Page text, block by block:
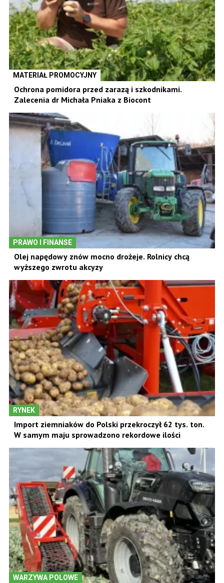
MATERIAŁ PROMOCYJNY
Ochrona pomidora przed zarazą i szkodnikami.
Zalecenia dr Michała Pniaka z Biocont
PRAWO I FINANSE
Olej napędowy znów mocno drożeje. Rolnicy chcą
wyższego zwrotu akcyzy
RYNEK
Import ziemniaków do Polski przekroczył 62 tys. ton.
W samym maju sprowadzono rekordowe ilości
WARZYWA POLOWE